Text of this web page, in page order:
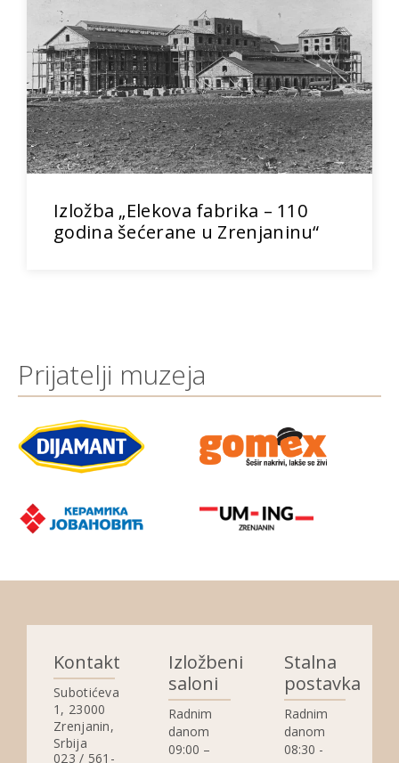
Izložba „Elekova fabrika – 110
godina šećerane u Zrenjaninu“
Prijatelji muzeja
Kontakt
Subotićeva
1, 23000
Zrenjanin,
Srbija
023 / 561-
Izložbeni
saloni
Radnim
danom
09:00 –
Stalna
postavka
Radnim
danom
08:30 -